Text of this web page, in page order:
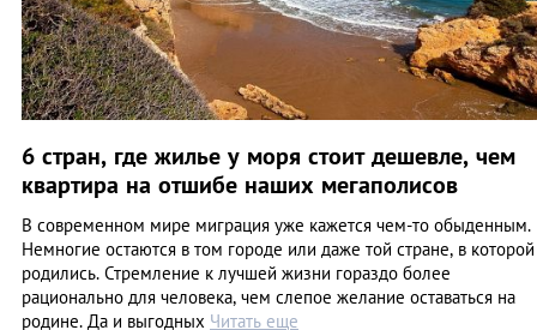
6 стран, где жилье у моря стоит дешевле, чем
квартира на отшибе наших мегаполисов
В современном мире миграция уже кажется чем-то обыденным.
Немногие остаются в том городе или даже той стране, в которой
родились. Стремление к лучшей жизни гораздо более
рационально для человека, чем слепое желание оставаться на
родине. Да и выгодных Читать еще